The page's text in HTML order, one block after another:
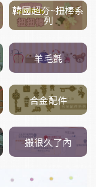
韓國超夯~扭棒系
列
羊毛氈
合金配件
搬很久了內